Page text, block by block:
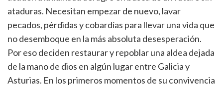
ataduras. Necesitan empezar de nuevo, lavar
pecados, pérdidas y cobardías para llevar una vida que
no desemboque en la más absoluta desesperación.
Por eso deciden restaurar y repoblar una aldea dejada
de la mano de dios en algún lugar entre Galicia y
Asturias. En los primeros momentos de su convivencia